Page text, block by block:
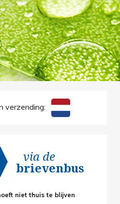
verzending:
via de
brievenbus
niet thuis te blijven